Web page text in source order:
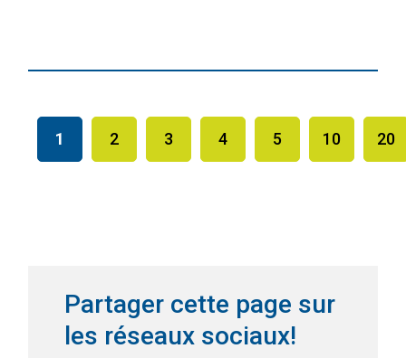
1 2 3 4 5 10 20
Partager cette page sur
les réseaux sociaux!